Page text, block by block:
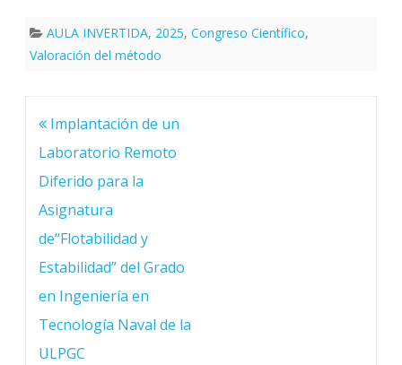
AULA INVERTIDA, 2025, Congreso Científico,
Valoración del método
Navegación
de
entradas
Implantación de un
Laboratorio Remoto
Diferido para la
Asignatura
de“Flotabilidad y
Estabilidad” del Grado
en Ingeniería en
Tecnología Naval de la
ULPGC